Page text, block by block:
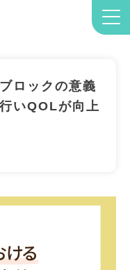
ロックの意義
いQOLが向上